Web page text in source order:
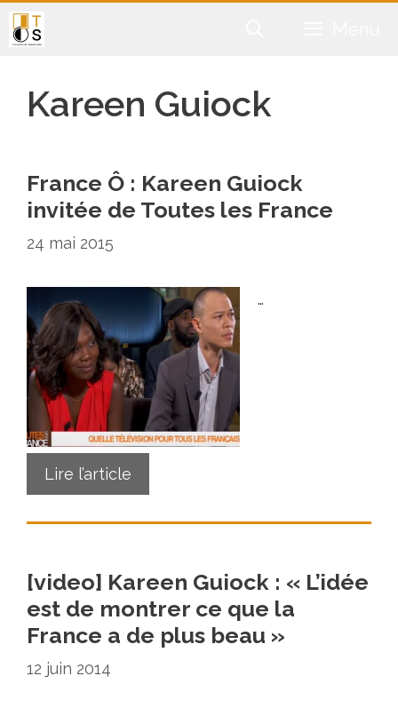
Aller
au
Kareen Guiock
France Ô : Kareen Guiock
invitée de Toutes les France
24 mai 2015
…
Lire l’article
[video] Kareen Guiock : « L’idée
est de montrer ce que la
France a de plus beau »
12 juin 2014